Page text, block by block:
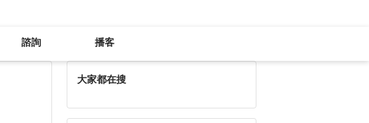
諮詢 播客
大家都在搜